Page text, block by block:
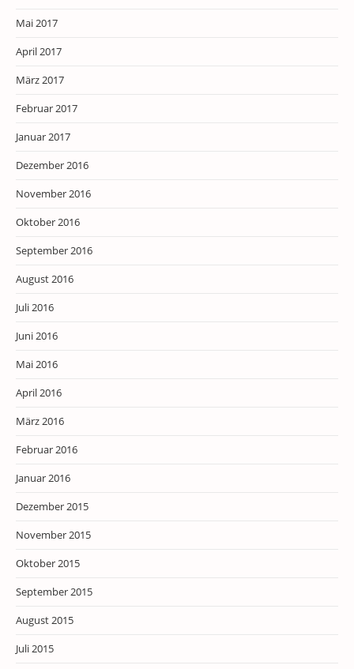
Mai 2017
April 2017
März 2017
Februar 2017
Januar 2017
Dezember 2016
November 2016
Oktober 2016
September 2016
August 2016
Juli 2016
Juni 2016
Mai 2016
April 2016
März 2016
Februar 2016
Januar 2016
Dezember 2015
November 2015
Oktober 2015
September 2015
August 2015
Juli 2015